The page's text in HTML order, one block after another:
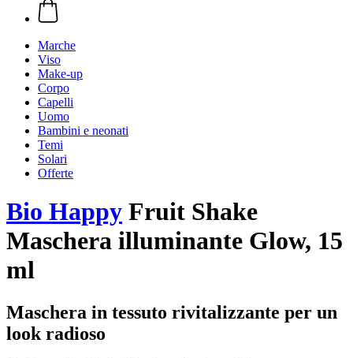
Marche
Viso
Make-up
Corpo
Capelli
Uomo
Bambini e neonati
Temi
Solari
Offerte
Bio Happy Fruit Shake
Maschera illuminante Glow, 15
ml
Maschera in tessuto rivitalizzante per un
look radioso